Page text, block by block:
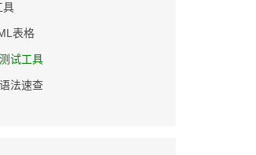
具
表格
试工具
法速查